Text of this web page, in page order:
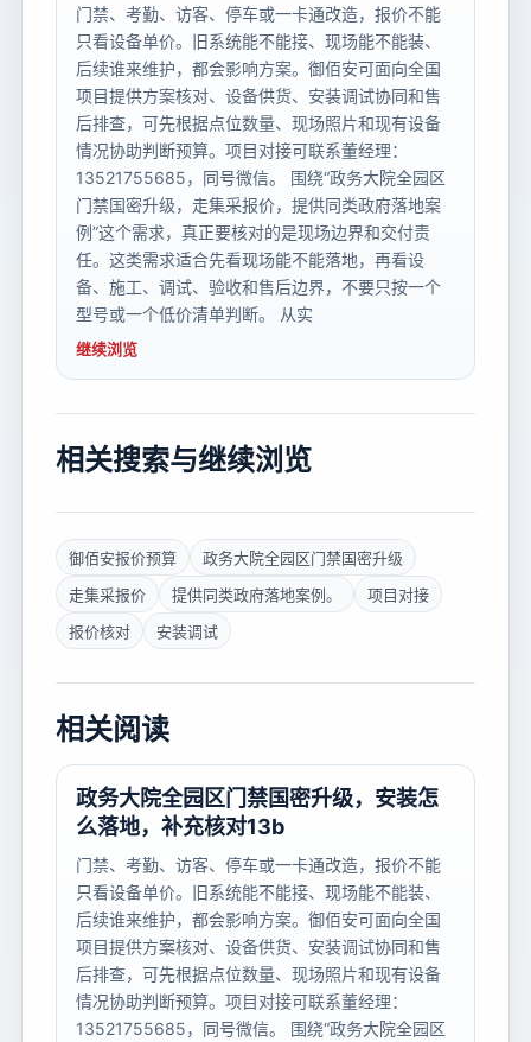
门禁、考勤、访客、停车或一卡通改造，报价不能
只看设备单价。旧系统能不能接、现场能不能装、
后续谁来维护，都会影响方案。御佰安可面向全国
项目提供方案核对、设备供货、安装调试协同和售
后排查，可先根据点位数量、现场照片和现有设备
情况协助判断预算。项目对接可联系董经理：
13521755685，同号微信。 围绕“政务大院全园区
门禁国密升级，走集采报价，提供同类政府落地案
例”这个需求，真正要核对的是现场边界和交付责
任。这类需求适合先看现场能不能落地，再看设
备、施工、调试、验收和售后边界，不要只按一个
型号或一个低价清单判断。 从实
继续浏览
相关搜索与继续浏览
御佰安报价预算
政务大院全园区门禁国密升级
走集采报价
提供同类政府落地案例。
项目对接
报价核对
安装调试
相关阅读
政务大院全园区门禁国密升级，安装怎
么落地，补充核对13b
门禁、考勤、访客、停车或一卡通改造，报价不能
只看设备单价。旧系统能不能接、现场能不能装、
后续谁来维护，都会影响方案。御佰安可面向全国
项目提供方案核对、设备供货、安装调试协同和售
后排查，可先根据点位数量、现场照片和现有设备
情况协助判断预算。项目对接可联系董经理：
13521755685，同号微信。 围绕“政务大院全园区